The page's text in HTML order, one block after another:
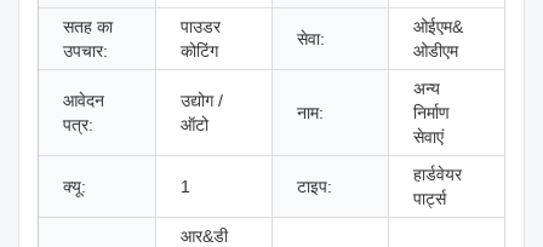
सतह का
उपचार:
पाउडर
कोटिंग
सेवा:
ओईएम&
ओडीएम
आवेदन
पत्र:
उद्योग /
ऑटो
नाम:
अन्य
निर्माण
सेवाएं
क्यू: 1 टाइप:
हार्डवेयर
पार्ट्स
आर&डी